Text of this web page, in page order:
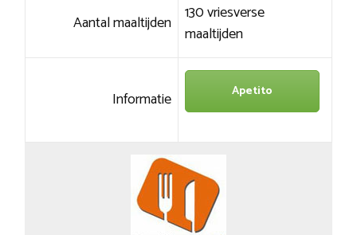
Aantal maaltijden 130 vriesverse
maaltijden
Informatie Apetito